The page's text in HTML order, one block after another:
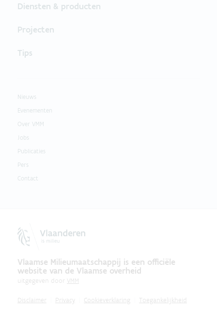
Diensten & producten
Projecten
Tips
Nieuws
Evenementen
Over VMM
Jobs
Publicaties
Pers
Contact
Vlaamse Milieumaatschappij is een officiële
website van de Vlaamse overheid
uitgegeven door VMM
Disclaimer Privacy Cookieverklaring Toegankelijkheid